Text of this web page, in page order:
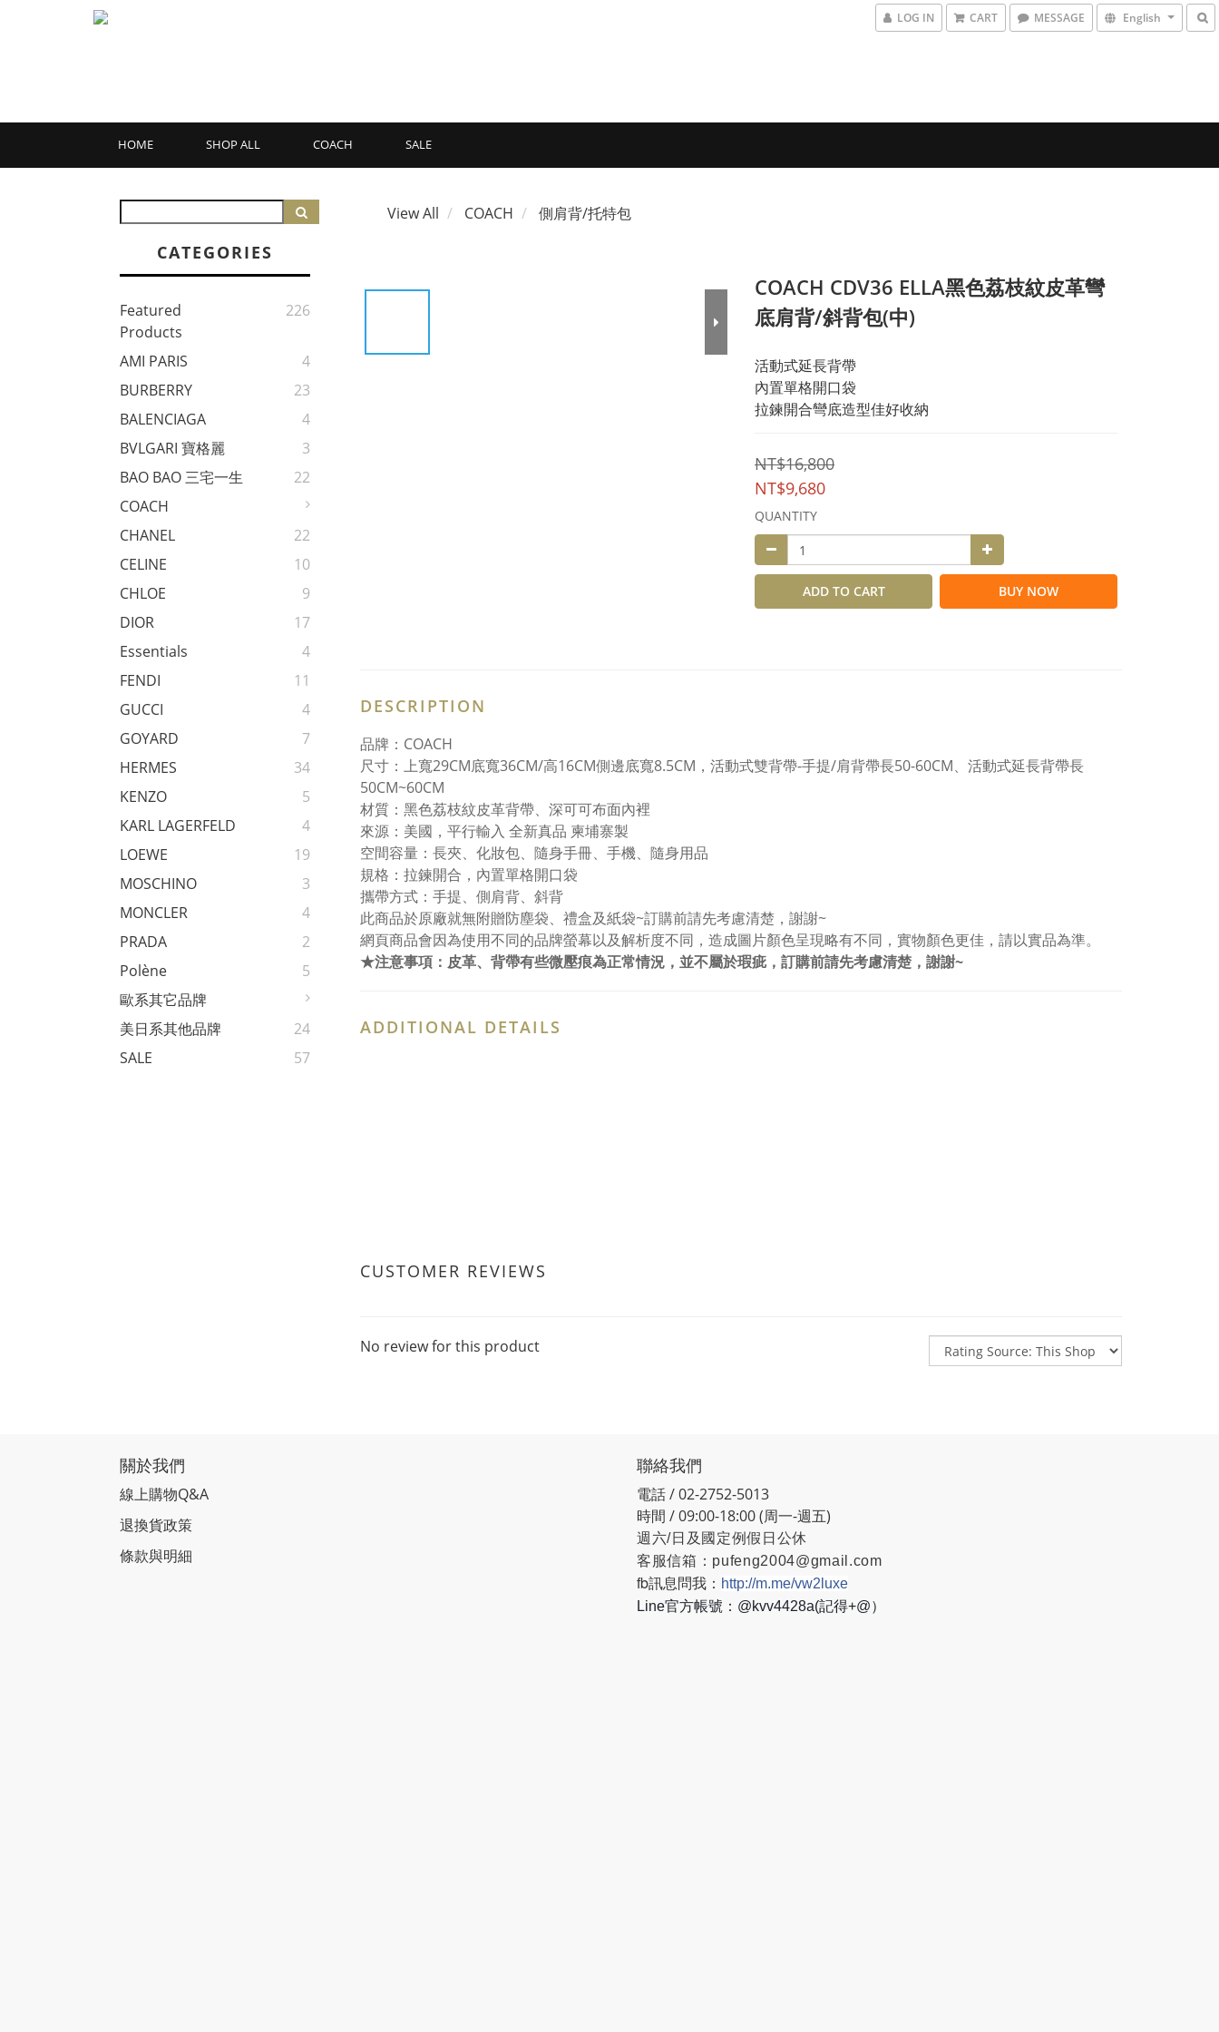
LOG IN CART MESSAGE English
HOME SHOP ALL COACH SALE
CATEGORIES
Featured
Products
226
AMI PARIS
4
BURBERRY
23
BALENCIAGA
4
BVLGARI 寶格麗
3
BAO BAO 三宅一生
22
COACH
CHANEL
22
CELINE
10
CHLOE
9
DIOR
17
Essentials
4
FENDI
11
GUCCI
4
GOYARD
7
HERMES
34
KENZO
5
KARL LAGERFELD
4
LOEWE
19
MOSCHINO
3
MONCLER
4
PRADA
2
Polène
5
歐系其它品牌
美日系其他品牌
24
SALE
57
View All COACH 側肩背/托特包
COACH CDV36 ELLA黑色荔枝紋皮革彎
底肩背/斜背包(中)
活動式延長背帶
內置單格開口袋
拉鍊開合彎底造型佳好收納
NT$16,800
NT$9,680
QUANTITY
ADD TO CART BUY NOW
DESCRIPTION
品牌：COACH
尺寸：上寬29CM底寬36CM/高16CM側邊底寬8.5CM，活動式雙背帶-手提/肩背帶長50-60CM、活動式延長背帶長
50CM~60CM
材質：黑色荔枝紋皮革背帶、深可可布面內裡
來源：美國，平行輸入 全新真品 柬埔寨製
空間容量：長夾、化妝包、隨身手冊、手機、隨身用品
規格：拉鍊開合，內置單格開口袋
攜帶方式：手提、側肩背、斜背
此商品於原廠就無附贈防塵袋、禮盒及紙袋~訂購前請先考慮清楚，謝謝~
網頁商品會因為使用不同的品牌螢幕以及解析度不同，造成圖片顏色呈現略有不同，實物顏色更佳，請以實品為準。
★注意事項：皮革、背帶有些微壓痕為正常情況，並不屬於瑕疵，訂購前請先考慮清楚，謝謝~
ADDITIONAL DETAILS
CUSTOMER REVIEWS
No review for this product
關於我們
線上購物Q&A
退換貨政策
條款與明細
聯絡我們
電話 / 02-2752-5013
時間 / 09:00-18:00 (周一-週五)
週六/日及國定例假日公休
客服信箱： pufeng2004@gmail.com
fb訊息問我： http://m.me/vw2luxe
Line官方帳號：@kvv4428a(記得+@）